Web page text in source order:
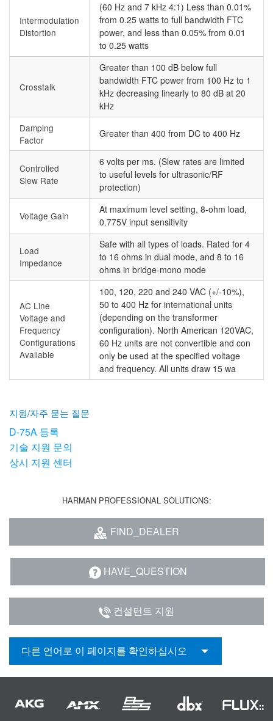
Intermodulation
Distortion
(60 Hz and 7 kHz 4:1) Less than 0.01%
from 0.25 watts to full bandwidth FTC
power, and less than 0.05% from 0.01
to 0.25 watts
Crosstalk
Greater than 100 dB below full
bandwidth FTC power from 100 Hz to 1
kHz decreasing linearly to 80 dB at 20
kHz
Damping
Factor
Greater than 400 from DC to 400 Hz
Controlled
Slew Rate
6 volts per ms. (Slew rates are limited
to useful levels for ultrasonic/RF
protection)
Voltage Gain
At maximum level setting, 8-ohm load,
0.775V input sensitivity
Load
Impedance
Safe with all types of loads. Rated for 4
to 16 ohms in dual mode, and 8 to 16
ohms in bridge-mono mode
AC Line
Voltage and
Frequency
Configurations
Available
100, 120, 220 and 240 VAC (+/-10%),
50 to 400 Hz for international units
(depending on the transformer
configuration). North American 120VAC,
60 Hz units are not convertible and con
only be used at the specified voltage
and frequency. All units draw 15 wa
지원/자주 묻는 질문
D-75A 등록
기술 지원 문의
상시 지원 센터
HARMAN PROFESSIONAL SOLUTIONS:
FIND_DEALER
HAVE_QUESTION
컨설턴트 지원
다른 언어로 이 페이지를 확인하십시오